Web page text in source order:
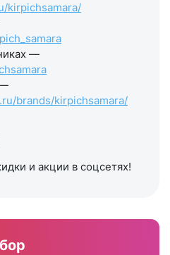
kirpichsamara/
—
—
brands/kirpichsamara/
и акции в соцсетях!